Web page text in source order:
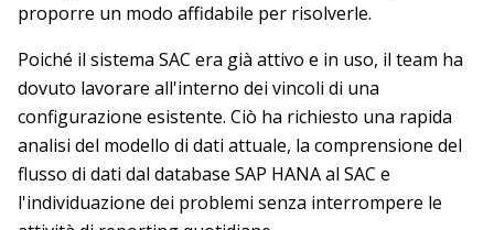
proporre un modo affidabile per risolverle.
Poiché il sistema SAC era già attivo e in uso, il team ha
dovuto lavorare all'interno dei vincoli di una
configurazione esistente. Ciò ha richiesto una rapida
analisi del modello di dati attuale, la comprensione del
flusso di dati dal database SAP HANA al SAC e
l'individuazione dei problemi senza interrompere le